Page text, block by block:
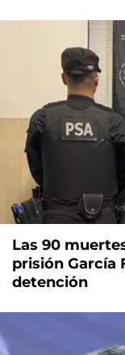
Las 90
prisión García
detención